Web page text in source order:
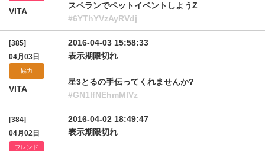
VITA
スペランでペットイベントしようZ
#6YThYVzAyRVdj
[385]
04月03日
協力
VITA
2016-04-03 15:58:33
表示期限切れ
星3とるの手伝ってくれませんか?
#GN1lfNEhmMlVz
[384]
04月02日
フレンド
2016-04-02 18:49:47
表示期限切れ